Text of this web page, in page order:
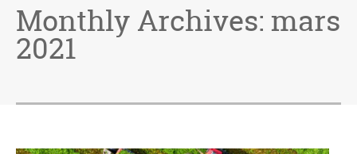
Monthly Archives: mars
2021